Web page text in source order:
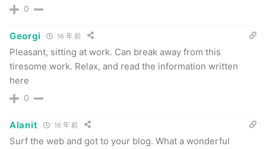
0
Georgi 16 年 前
Pleasant, sitting at work. Can break away from this
tiresome work. Relax, and read the information written
here
0
Alanit 16 年 前
Surf the web and got to your blog. What a wonderful